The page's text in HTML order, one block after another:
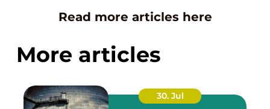
Read more articles here
More articles
30. Jul